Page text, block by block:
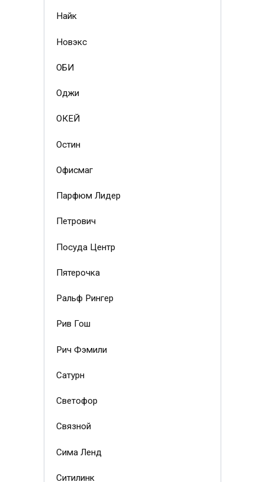
Найк
Новэкс
ОБИ
Оджи
ОКЕЙ
Остин
Офисмаг
Парфюм Лидер
Петрович
Посуда Центр
Пятерочка
Ральф Рингер
Рив Гош
Рич Фэмили
Сатурн
Светофор
Связной
Сима Ленд
Ситилинк